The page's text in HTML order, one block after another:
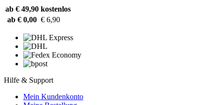
ab € 49,90 kostenlos
ab € 0,00 € 6,90
Hilfe & Support
Mein Kundenkonto